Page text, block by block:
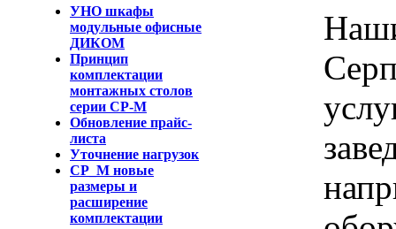
УНО шкафы
модульные офисные
ДИКОМ
Принцип
комплектации
монтажных столов
серии СР-М
Обновление прайс-
листа
Уточнение нагрузок
СР_М новые
размеры и
расширение
комплектации